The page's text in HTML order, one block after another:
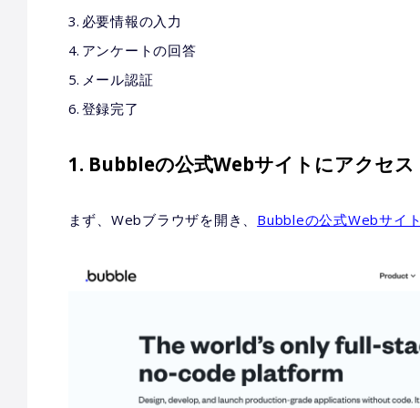
必要情報の入力
アンケートの回答
メール認証
登録完了
1. Bubbleの公式Webサイトにアクセス
まず、Webブラウザを開き、 Bubbleの公式Webサイト